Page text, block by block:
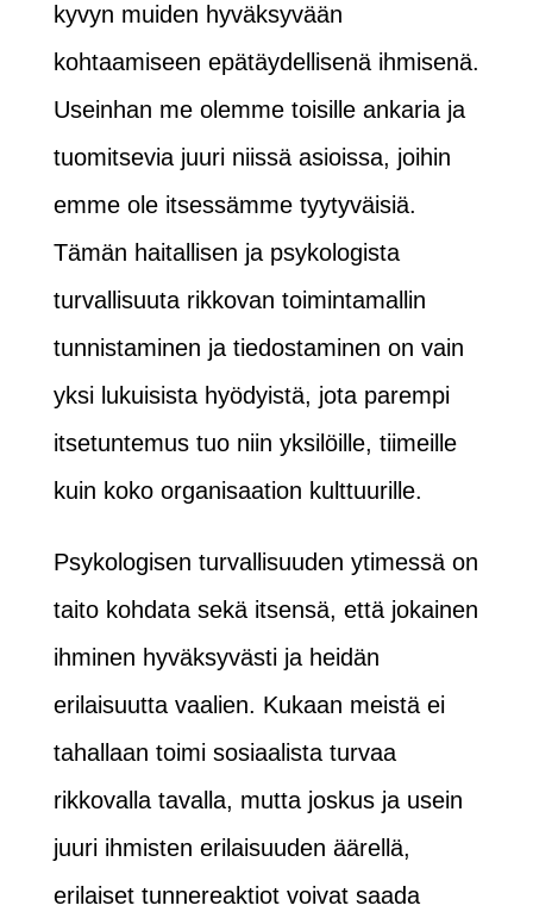
kyvyn muiden hyväksyvään
kohtaamiseen epätäydellisenä ihmisenä.
Useinhan me olemme toisille ankaria ja
tuomitsevia juuri niissä asioissa, joihin
emme ole itsessämme tyytyväisiä.
Tämän haitallisen ja psykologista
turvallisuuta rikkovan toimintamallin
tunnistaminen ja tiedostaminen on vain
yksi lukuisista hyödyistä, jota parempi
itsetuntemus tuo niin yksilöille, tiimeille
kuin koko organisaation kulttuurille.
Psykologisen turvallisuuden ytimessä on
taito kohdata sekä itsensä, että jokainen
ihminen hyväksyvästi ja heidän
erilaisuutta vaalien. Kukaan meistä ei
tahallaan toimi sosiaalista turvaa
rikkovalla tavalla, mutta joskus ja usein
juuri ihmisten erilaisuuden äärellä,
erilaiset tunnereaktiot voivat saada